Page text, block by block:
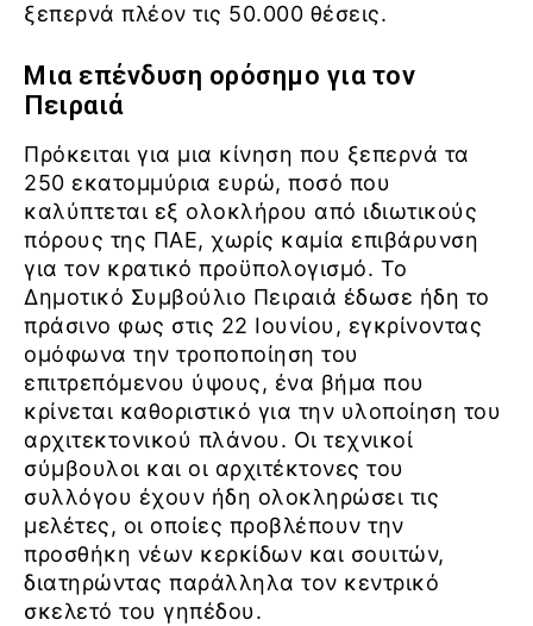
ξεπερνά πλέον τις 50.000 θέσεις.
Μια επένδυση ορόσημο για τον
Πειραιά
Πρόκειται για μια κίνηση που ξεπερνά τα
250 εκατομμύρια ευρώ, ποσό που
καλύπτεται εξ ολοκλήρου από ιδιωτικούς
πόρους της ΠΑΕ, χωρίς καμία επιβάρυνση
για τον κρατικό προϋπολογισμό. Το
Δημοτικό Συμβούλιο Πειραιά έδωσε ήδη το
πράσινο φως στις 22 Ιουνίου, εγκρίνοντας
ομόφωνα την τροποποίηση του
επιτρεπόμενου ύψους, ένα βήμα που
κρίνεται καθοριστικό για την υλοποίηση του
αρχιτεκτονικού πλάνου. Οι τεχνικοί
σύμβουλοι και οι αρχιτέκτονες του
συλλόγου έχουν ήδη ολοκληρώσει τις
μελέτες, οι οποίες προβλέπουν την
προσθήκη νέων κερκίδων και σουιτών,
διατηρώντας παράλληλα τον κεντρικό
σκελετό του γηπέδου.